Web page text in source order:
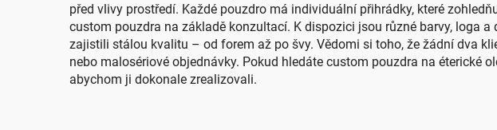
před vlivy prostředí. Každé pouzdro má individuální přihrádky, které
custom pouzdra na základě konzultací. K dispozici jsou různé barvy, loga
zajistili stálou kvalitu – od forem až po švy. Vědomi si toho, že žádní dva
nebo malosériové objednávky. Pokud hledáte custom pouzdra na éterické
abychom ji dokonale zrealizovali.